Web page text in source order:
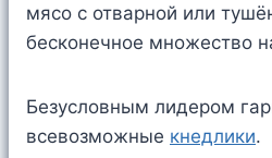
мясо с отварной или
бесконечное множество
Безусловным лидером
всевозможные кнедлики.